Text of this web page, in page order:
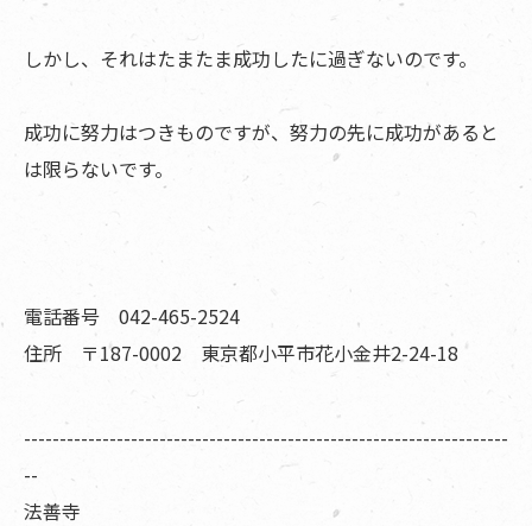
しかし、それはたまたま成功したに過ぎないのです。
成功に努力はつきものですが、努力の先に成功があると
は限らないです。
電話番号 042-465-2524
住所 〒187-0002 東京都小平市花小金井2-24-18
--------------------------------------------------------------------
--
法善寺